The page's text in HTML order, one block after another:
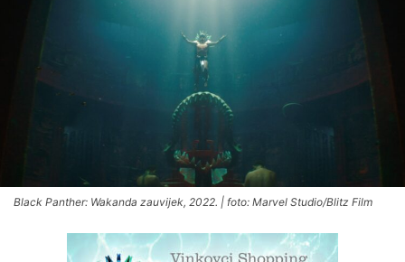
Black Panther: Wakanda zauvijek, 2022. | foto: Marvel Studio/Blitz Film